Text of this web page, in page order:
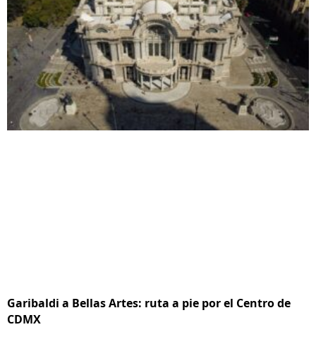
Garibaldi a Bellas Artes: ruta a pie por el Centro de
CDMX